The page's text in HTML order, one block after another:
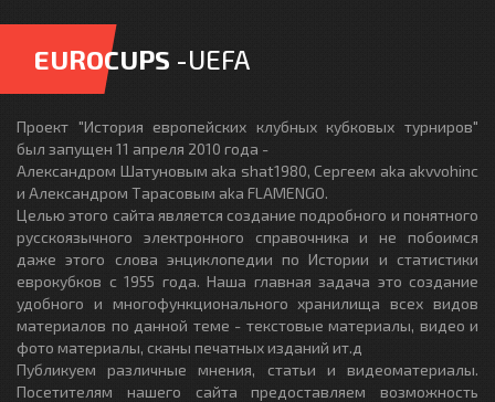
EUROCUPS -UEFA
Проект "История европейских клубных кубковых турниров"
был запущен 11 апреля 2010 года -
Александром Шатуновым aka shat1980, Сергеем aka akvvohinc
и Александром Тарасовым aka FLAMENGO.
Целью этого сайта является создание подробного и понятного
русскоязычного электронного справочника и не побоимся
даже этого слова энциклопедии по Истории и статистики
еврокубков с 1955 года. Наша главная задача это создание
удобного и многофункционального хранилища всех видов
материалов по данной теме - текстовые материалы, видео и
фото материалы, сканы печатных изданий ит.д
Публикуем различные мнения, статьи и видеоматериалы.
Посетителям нашего сайта предоставляем возможность